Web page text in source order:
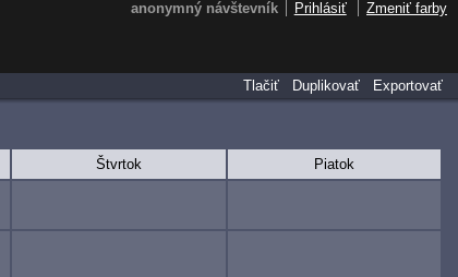
Štvrtok
Piatok
Tlačiť
Duplikovať Exportovať
anonymný návštevník Prihlásiť Zmeniť farby